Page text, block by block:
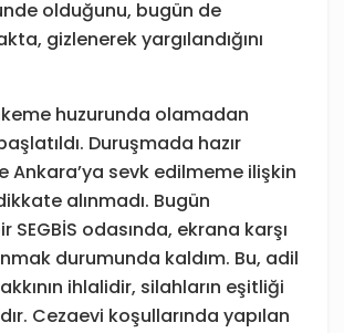
olduğunu, bugün de
gizlenerek yargılandığını
huzurunda olamadan
Duruşmada hazır
Ankara’ya sevk edilmeme ilişkin
alınmadı. Bugün
SEGBİS odasında, ekrana karşı
durumunda kaldım. Bu, adil
ihlalidir, silahların eşitliği
Cezaevi koşullarında yapılan